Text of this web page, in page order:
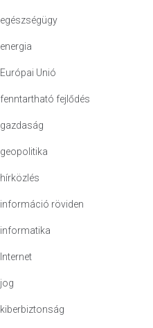
egészségügy
energia
Európai Unió
fenntartható fejlődés
gazdaság
geopolitika
hírközlés
információ röviden
informatika
Internet
jog
kiberbiztonság